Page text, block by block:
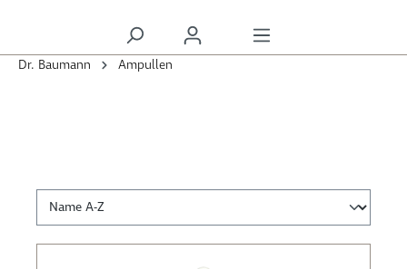
Dr. Baumann Ampullen